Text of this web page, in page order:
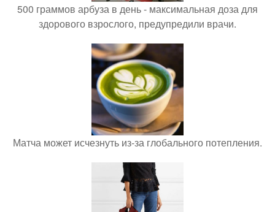
500 граммов арбуза в день - максимальная доза для
здорового взрослого, предупредили врачи.
Матча может исчезнуть из-за глобального потепления.